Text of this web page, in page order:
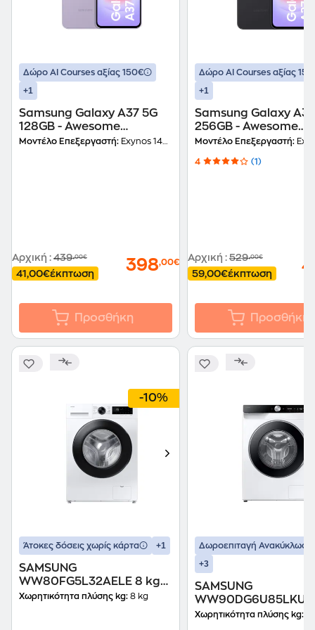
Δώρο ΑΙ Courses αξίας 150€
+1
Samsung Galaxy A37 5G
128GB - Awesome
Lavender
Μοντέλο Επεξεργαστή: Exynos 1480 (4nm)
Αρχική : 439,00€
41,00€έκπτωση 398,00€
Προσθήκη
Δώρο ΑΙ Courses αξίας
+1
Samsung Galaxy
256GB - Awesome
Charcoal
Μοντέλο Επεξεργαστή: Exynos
4 (1)
Αρχική : 529,00€
59,00€έκπτωση
Προσθήκη
-10%
Άτοκες δόσεις χωρίς κάρτα +1
SAMSUNG
WW80FG5L32AELE 8 kg
1200 Στροφές Λευκό
Χωρητικότητα πλύσης kg: 8 kg
Δωροεπιταγή
+3
SAMSUNG
1.400 Στροφές
Χωρητικότητα πλύσης kg: